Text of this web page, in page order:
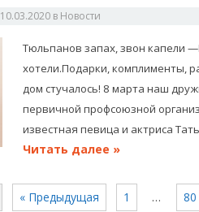
10.03.2020 в Новости
Тюльпанов запах, звон капели
хотели.Подарки, комплименты,
дом стучалось! 8 марта наш
первичной профсоюзной
известная певица и актриса
Читать далее »
« Предыдущая 1 … 80